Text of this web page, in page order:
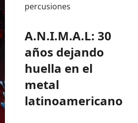
percusiones
A.N.I.M.A.L: 30
años dejando
huella en el
metal
latinoamericano